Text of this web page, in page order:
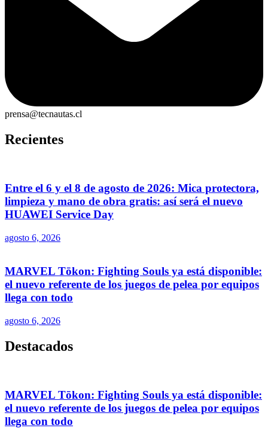
prensa@tecnautas.cl
Recientes
Entre el 6 y el 8 de agosto de 2026: Mica protectora,
limpieza y mano de obra gratis: así será el nuevo
HUAWEI Service Day
agosto 6, 2026
MARVEL Tōkon: Fighting Souls ya está disponible:
el nuevo referente de los juegos de pelea por equipos
llega con todo
agosto 6, 2026
Destacados
MARVEL Tōkon: Fighting Souls ya está disponible:
el nuevo referente de los juegos de pelea por equipos
llega con todo